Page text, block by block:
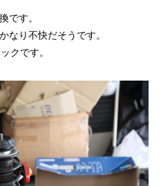
です。
なり不快だそうです。
クです。